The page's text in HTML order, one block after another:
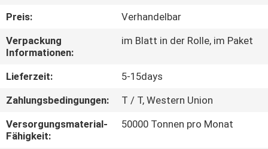
KONTAKT
MIT
UNS
RECHTSSACHEN
Preis:
Verhandelbar
Verpackung
Informationen:
im Blatt in der Rolle, im Paket
Lieferzeit:
5-15days
Zahlungsbedingungen:
T / T, Western Union
Versorgungsmaterial-
Fähigkeit:
50000 Tonnen pro Monat